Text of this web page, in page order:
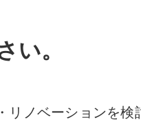
い。
リノベーションを検